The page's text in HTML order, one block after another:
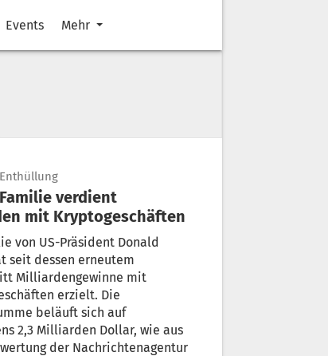
Events Mehr
Enthüllung
verdient
mit Kryptogeschäften
von US-Präsident Donald
seit dessen erneutem
Milliardengewinne mit
erzielt. Die
beläuft sich auf
2,3 Milliarden Dollar, wie aus
der Nachrichtenagentur